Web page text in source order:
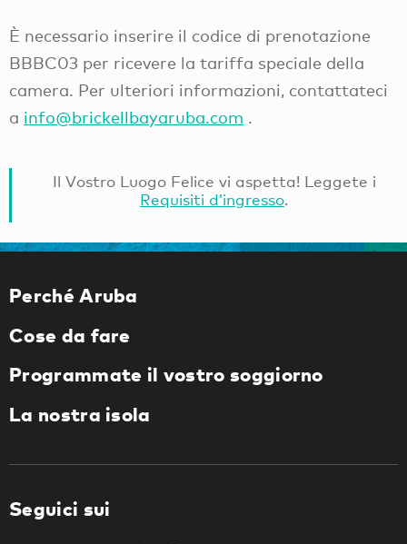
È necessario inserire il codice di prenotazione
BBBC03 per ricevere la tariffa speciale della
camera. Per ulteriori informazioni, contattateci
a info@brickellbayaruba.com .
Il Vostro Luogo Felice vi aspetta! Leggete i
Requisiti d’ingresso.
Perché Aruba
Cose da fare
Programmate il vostro soggiorno
La nostra isola
Seguici sui